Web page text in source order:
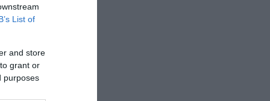
List of
and store
grant or
purposes